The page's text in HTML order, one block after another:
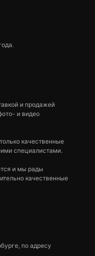
и продажей
и видео
качественные
специалистами.
и мы рады
качественные
по адресу